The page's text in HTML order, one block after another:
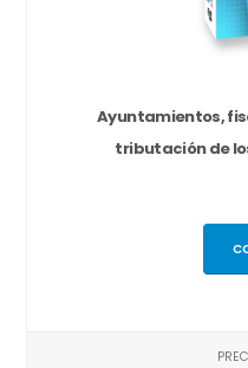
Ayuntamientos,
tributación de